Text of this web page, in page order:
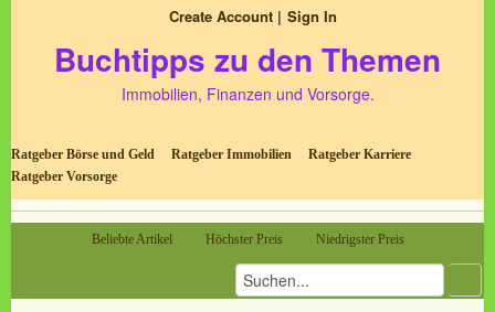
Create Account Sign In
Buchtipps zu den Themen
Immobilien, Finanzen und Vorsorge.
Ratgeber Börse und Geld Ratgeber Immobilien
Ratgeber Karriere
Ratgeber Vorsorge
Beliebte Artikel Höchster Preis Niedrigster Preis